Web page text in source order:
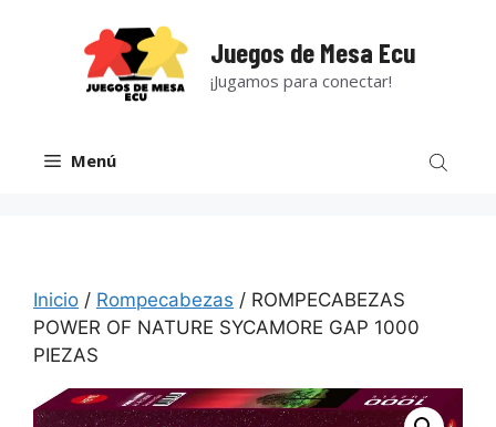
Juegos de Mesa Ecu
¡Jugamos para conectar!
Menú
Inicio / Rompecabezas / ROMPECABEZAS
POWER OF NATURE SYCAMORE GAP 1000
PIEZAS